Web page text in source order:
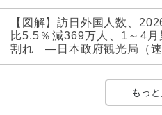
【図解】訪日外国人数、
比5.5％減369万人、1～4月
割れ ―日本政府観光局（速
もっ